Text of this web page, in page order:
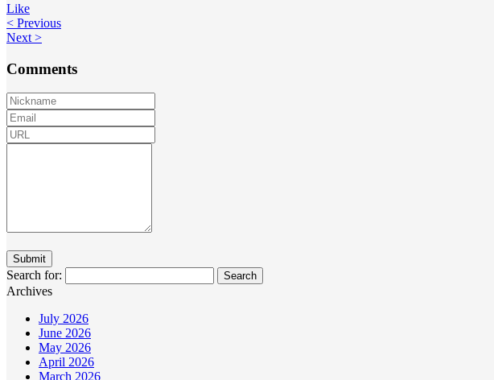
Like
< Previous
Next >
Comments
Search for:
Archives
July 2026
June 2026
May 2026
April 2026
March 2026